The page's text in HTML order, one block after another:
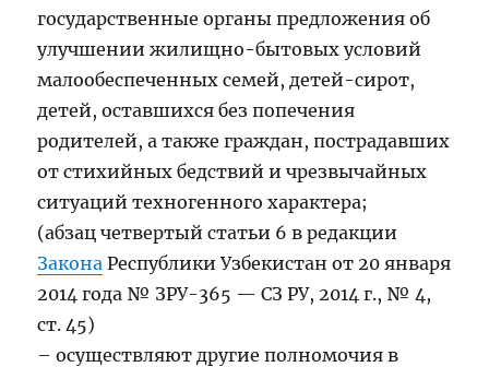
государственные органы предложения об
улучшении жилищно-бытовых условий
малообеспеченных семей, детей-сирот,
детей, оставшихся без попечения
родителей, а также граждан, пострадавших
от стихийных бедствий и чрезвычайных
ситуаций техногенного характера;
(абзац четвертый статьи 6 в редакции
Закона Республики Узбекистан от 20 января
2014 года № ЗРУ-365 — СЗ РУ, 2014 г., № 4,
ст. 45)
– осуществляют другие полномочия в